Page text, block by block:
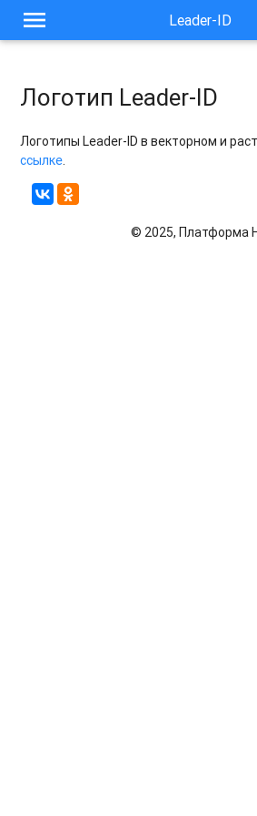
menu Leader-ID
Логотип Leader-ID
Логотипы Leader-ID в векторном и
ссылке.
© 2025, Платформа